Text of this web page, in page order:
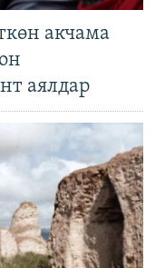
акчама
аялдар